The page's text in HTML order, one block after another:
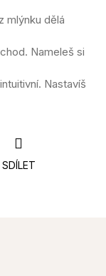
mlýnku dělá
Nameleš si
Nastavíš
SDÍLET